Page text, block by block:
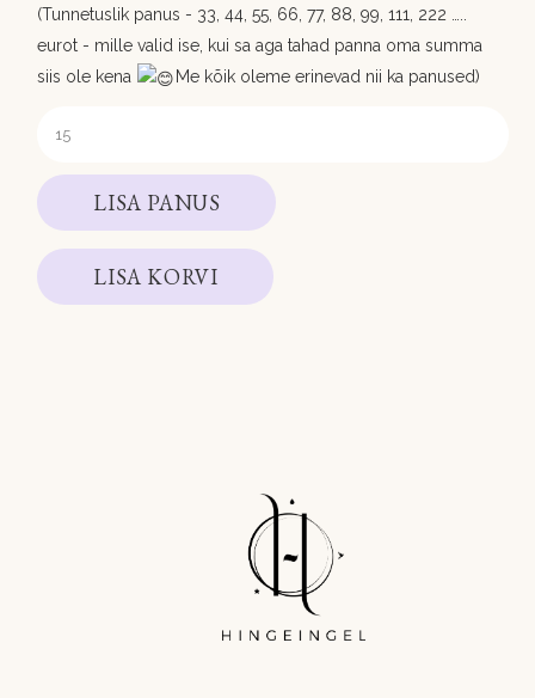
(Tunnetuslik panus - 33, 44, 55, 66, 77, 88, 99, 111, 222 …..
eurot - mille valid ise, kui sa aga tahad panna oma summa
siis ole kena
Me kõik oleme erinevad nii ka panused)
LISA PANUS
LISA KORVI